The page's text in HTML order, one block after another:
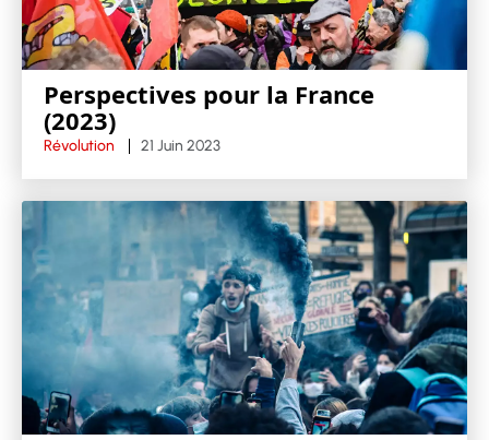
Perspectives pour la France
(2023)
Révolution 21 Juin 2023